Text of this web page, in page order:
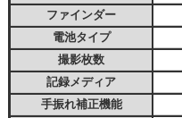
ファインダー
電池タイプ
撮影枚数
記録メディア
手振れ補正機能